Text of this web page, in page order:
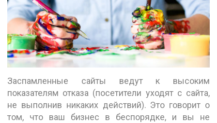
Заспамленные сайты ведут к высоким
показателям отказа (посетители уходят с сайта,
не выполнив никаких действий). Это говорит о
том, что ваш бизнес в беспорядке, и вы не